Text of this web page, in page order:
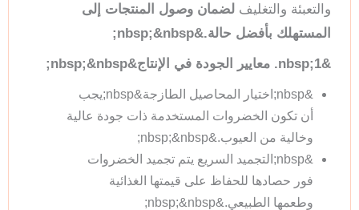
والتعبئة والتغليف لضمان وصول المنتجات إلى
المستهلك بأفضل حالة.&nbsp;&nbsp;
&nbsp;1. معايير الجودة في الإنتاج&nbsp;&nbsp;
&nbsp;اختيار المحاصيل الطازجة&nbsp;يجب
أن تكون الخضروات المستخدمة ذات جودة عالية
وخالية من العيوب.&nbsp;&nbsp;
&nbsp;التجميد السريع يتم تجميد الخضروات
فور حصادها للحفاظ على قيمتها الغذائية
وطعمها الطبيعي.&nbsp;&nbsp;